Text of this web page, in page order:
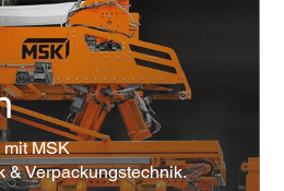
mit MSK
& Verpackungstechnik.